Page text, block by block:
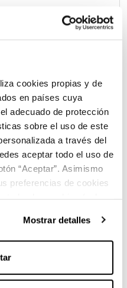
cookies propias y de
en países cuya
adecuado de protección
sobre el uso de este
a través del
aceptar todo el uso de
“Aceptar”. Asimismo
preferencias de cookies
y sus derechos vea
Mostrar detalles
Mercedes-Benz